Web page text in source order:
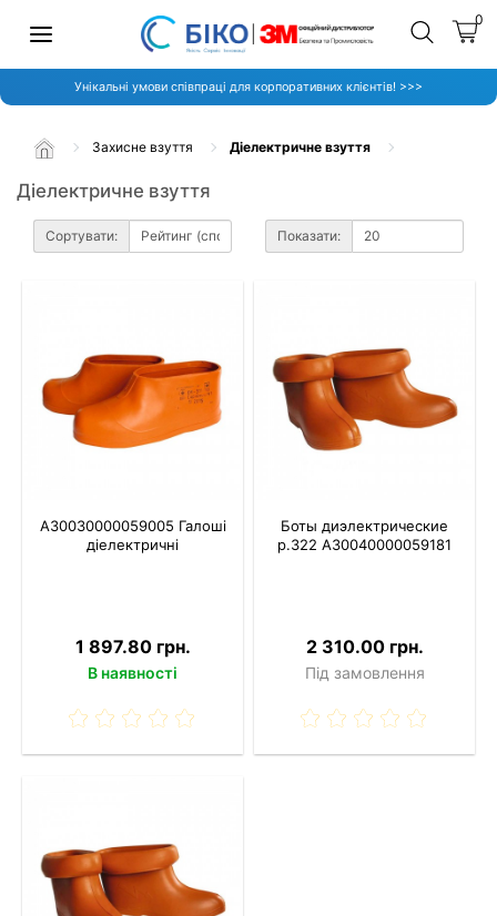
0
Унікальні умови співпраці для корпоративних клієнтів! >>>
Захисне взуття Діелектричне взуття
Діелектричне взуття
Сортувати: Показати:
A30030000059005 Галоші
діелектричні
1 897.80 грн.
В наявності
Боты диэлектрические
р.322 A30040000059181
2 310.00 грн.
Під замовлення